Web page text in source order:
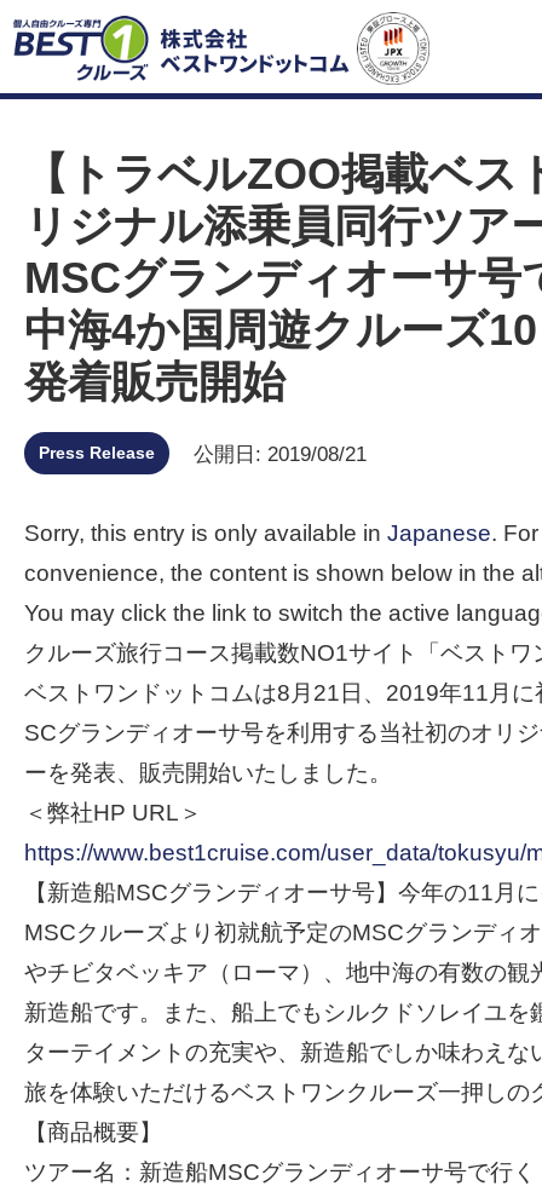
【トラベルZOO掲載ベス
リジナル添乗員同行ツア
MSCグランディオーサ号
中海4か国周遊クルーズ
発着販売開始
Press Release 公開日: 2019/08/21
Sorry, this entry is only available in Japanese.
convenience, the content is shown below in the
You may click the link to switch the active
クルーズ旅行コース掲載数NO1サイト「ベストワ
ベストワンドットコムは8月21日、2019年11月
SCグランディオーサ号を利用する当社初のオリ
ーを発表、販売開始いたしました。
＜弊社HP URL＞
https://www.best1cruise.com/user_data/tokusyu/
【新造船MSCグランディオーサ号】今年の11月
MSCクルーズより初就航予定のMSCグランディ
やチビタベッキア（ローマ）、地中海の有数の観
新造船です。また、船上でもシルクドソレイユを
ターテイメントの充実や、新造船でしか味わえな
旅を体験いただけるベストワンクルーズ一押しの
【商品概要】
ツアー名：新造船MSCグランディオーサ号で行く